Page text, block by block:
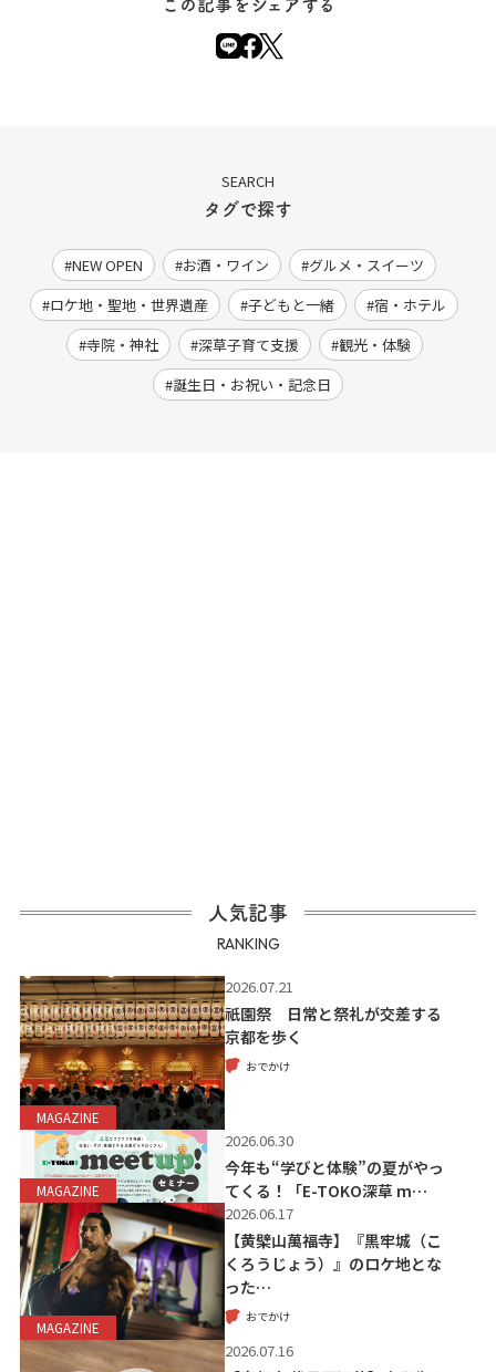
この記事をシェアする
SEARCH
タグで探す
NEW OPEN お酒・ワイン
グルメ・スイーツ
ロケ地・聖地・世界遺産
子どもと一緒
宿・ホテル
寺院・神社
深草子育て支援
観光・体験
誕生日・お祝い・記念日
人気記事
RANKING
MAGAZINE
2026.07.21
祇園祭 日常と祭礼が交差する
京都を歩く
おでかけ
MAGAZINE
2026.06.30
今年も“学びと体験”の夏がやっ
てくる！「E-TOKO深草 m…
MAGAZINE
2026.06.17
【黄檗山萬福寺】『黒牢城（こ
くろうじょう）』のロケ地とな
った…
おでかけ
2026.07.16